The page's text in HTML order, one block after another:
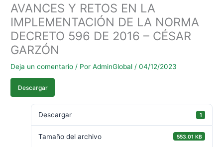
AVANCES Y RETOS EN LA
IMPLEMENTACIÓN DE LA NORMA
DECRETO 596 DE 2016 – CÉSAR
GARZÓN
Deja un comentario / PorAdminGlobal /04/12/2023
Descargar
Descargar 1
Tamaño del archivo 553.01 KB